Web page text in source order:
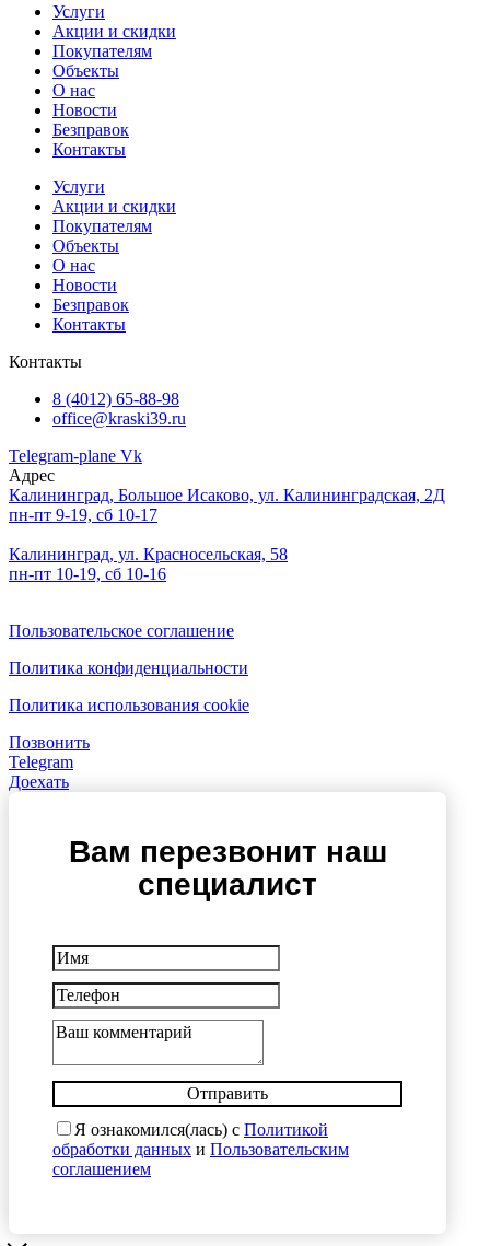
Услуги
Акции и скидки
Покупателям
Объекты
О нас
Новости
Безправок
Контакты
Услуги
Акции и скидки
Покупателям
Объекты
О нас
Новости
Безправок
Контакты
Контакты
8 (4012) 65-88-98
office@kraski39.ru
Telegram-plane Vk
Адрес
Калининград, Большое Исаково, ул. Калининградская, 2Д
пн-пт 9-19, сб 10-17
Калининград, ул. Красносельская, 58
пн-пт 10-19, сб 10-16
Пользовательское соглашение
Политика конфиденциальности
Политика использования cookie
Позвонить
Telegram
Доехать
Вам перезвонит наш
специалист
Отправить
Я ознакомился(лась) с Политикой
обработки данных и Пользовательским
соглашением